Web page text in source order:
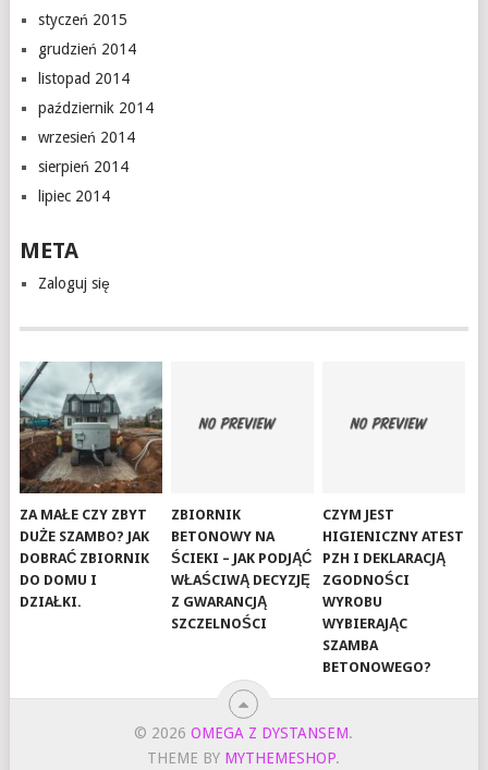
styczeń 2015
grudzień 2014
listopad 2014
październik 2014
wrzesień 2014
sierpień 2014
lipiec 2014
META
Zaloguj się
ZA MAŁE CZY ZBYT
DUŻE SZAMBO? JAK
DOBRAĆ ZBIORNIK
DO DOMU I
DZIAŁKI.
ZBIORNIK
BETONOWY NA
ŚCIEKI – JAK PODJĄĆ
WŁAŚCIWĄ DECYZJĘ
Z GWARANCJĄ
SZCZELNOŚCI
CZYM JEST
HIGIENICZNY ATEST
PZH I DEKLARACJĄ
ZGODNOŚCI
WYROBU
WYBIERAJĄC
SZAMBA
BETONOWEGO?
© 2026OMEGA Z DYSTANSEM.
THEME BY MYTHEMESHOP.